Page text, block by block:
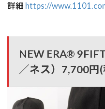
詳細 https://
NEW ERA®
／ネス）7,700円